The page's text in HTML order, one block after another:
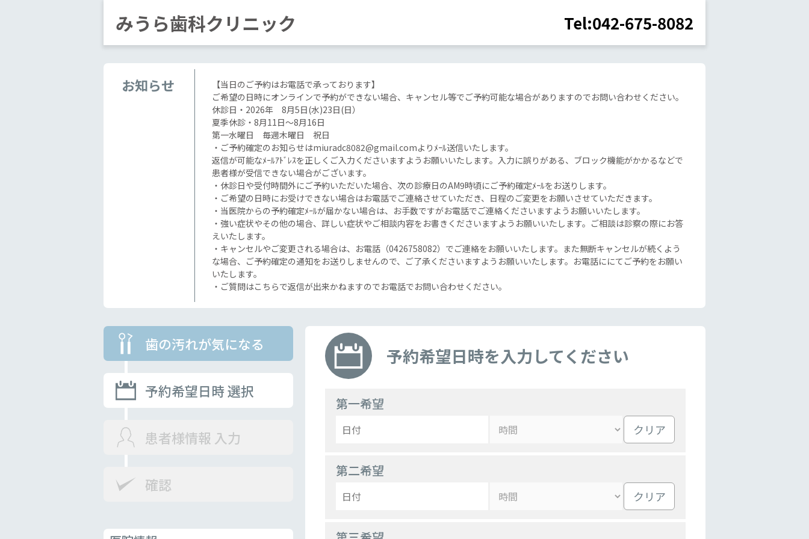
みうら歯科クリニック Tel:042-675-8082
お知らせ
【当日のご予約はお電話で承っております】
ご希望の日時にオンラインで予約ができない場合、キャンセル等でご予約可能な場合がありますのでお問い合わせください。
休診日・2026年 8月5日(水)23日(日）
夏季休診・8月11日～8月16日
第一水曜日 毎週木曜日 祝日
・ご予約確定のお知らせはmiuradc8082@gmail.comよりﾒｰﾙ送信いたします。
返信が可能なﾒｰﾙｱﾄﾞﾚｽを正しくご入力くださいますようお願いいたします。入力に誤りがある、ブロック機能がかかるなどで
患者様が受信できない場合がございます。
・休診日や受付時間外にご予約いただいた場合、次の診療日のAM9時頃にご予約確定ﾒｰﾙをお送りします。
・ご希望の日時にお受けできない場合はお電話でご連絡させていただき、日程のご変更をお願いさせていただきます。
・当医院からの予約確定ﾒｰﾙが届かない場合は、お手数ですがお電話でご連絡くださいますようお願いいたします。
・強い症状やその他の場合、詳しい症状やご相談内容をお書きくださいますようお願いいたします。ご相談は診察の際にお答
えいたします。
・キャンセルやご変更される場合は、お電話（0426758082）でご連絡をお願いいたします。また無断キャンセルが続くよう
な場合、ご予約確定の通知をお送りしませんので、ご了承くださいますようお願いいたします。お電話ににてご予約をお願い
いたします。
・ご質問はこちらで返信が出来かねますのでお電話でお問い合わせください。
歯の汚れが気になる
予約希望日時 選択
患者様情報 入力
確認
予約希望日時を入力してください
第一希望
第二希望